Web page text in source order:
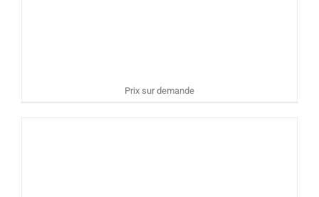
Prix sur demande